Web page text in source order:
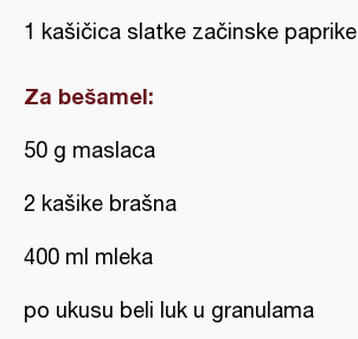
1 kašičica slatke začinske paprike
Za bešamel:
50 g maslaca
2 kašike brašna
400 ml mleka
po ukusu beli luk u granulama